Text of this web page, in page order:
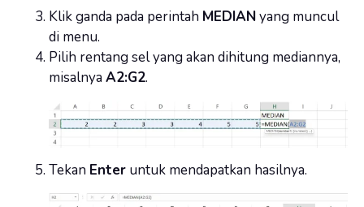
Klik ganda pada perintah MEDIANyang muncul
di menu.
Pilih rentang sel yang akan dihitung mediannya,
misalnya A2:G2.
Tekan Enter untuk mendapatkan hasilnya.